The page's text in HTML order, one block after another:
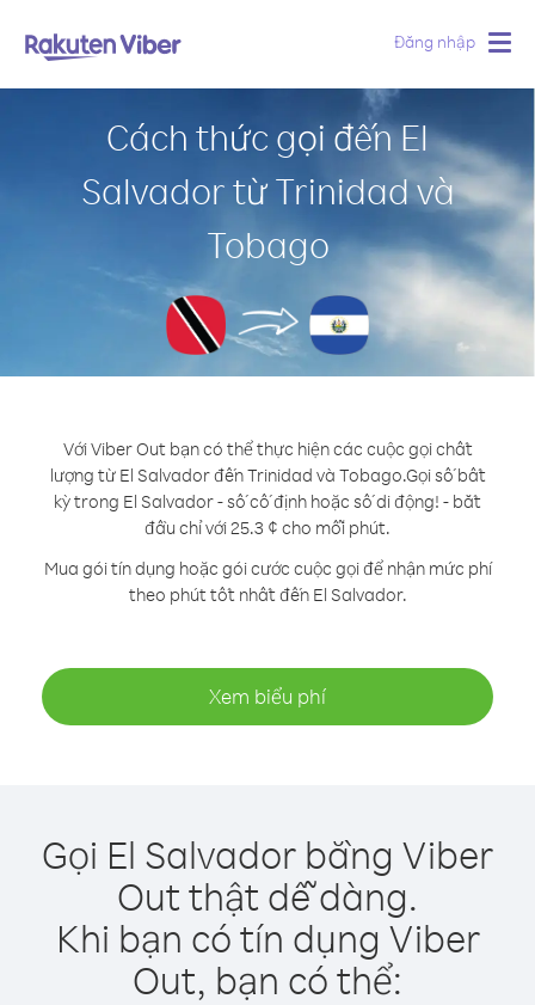
Đăng nhập
Cách thức gọi đến El
Salvador từ Trinidad và
Tobago
Với Viber Out bạn có thể thực hiện các cuộc gọi chất
lượng từ El Salvador đến Trinidad và Tobago.Gọi số bất
kỳ trong El Salvador - số cố định hoặc số di động! - bắt
đầu chỉ với 25.3 ¢ cho mỗi phút.
Mua gói tín dụng hoặc gói cước cuộc gọi để nhận mức phí
theo phút tốt nhất đến El Salvador.
Xem biểu phí
Gọi El Salvador bằng Viber
Out thật dễ dàng.
Khi bạn có tín dụng Viber
Out, bạn có thể: